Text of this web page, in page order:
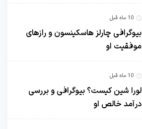
10 ماه قبل
بیوگرافی چارلز هاسکینسون و رازهای
موفقیت او
10 ماه قبل
لورا شین کیست؟ بیوگرافی و بررسی
درآمد خالص او